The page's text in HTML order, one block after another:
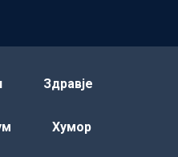
Здравје
Хумор